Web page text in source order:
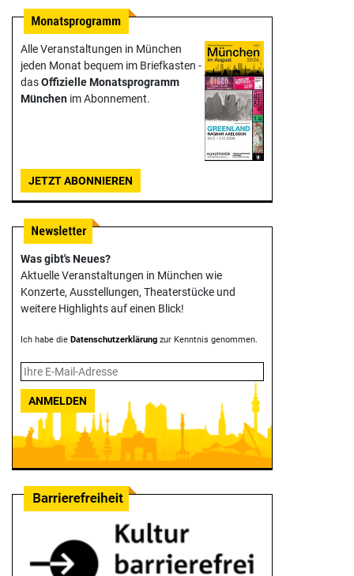
Alle Veranstaltungen in München
jeden Monat bequem im Briefkasten -
dasOffizielle Monats­programm
München im Abonnement.
JETZT ABONNIEREN
Was gibt's Neues?
Aktuelle Veranstaltungen in München wie
Konzerte, Ausstellungen, Theater­stücke und
weitere Highlights auf einen Blick!
Ich habe die Datenschutzerklärung zur Kenntnis genommen.
ANMELDEN